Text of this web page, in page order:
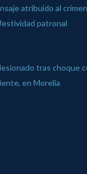
atribuido al
patronal
tras choque
en Morelia